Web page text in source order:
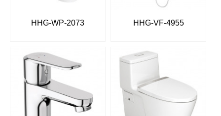
HHG-WP-2073 HHG-VF-4955